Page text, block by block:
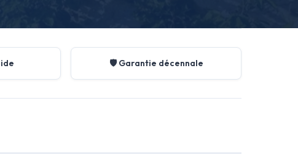
🛡️ Garantie décennale